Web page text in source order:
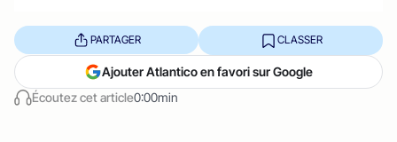
Écoutez cet article0:00min
PARTAGER CLASSER
Ajouter Atlantico en favori sur Google